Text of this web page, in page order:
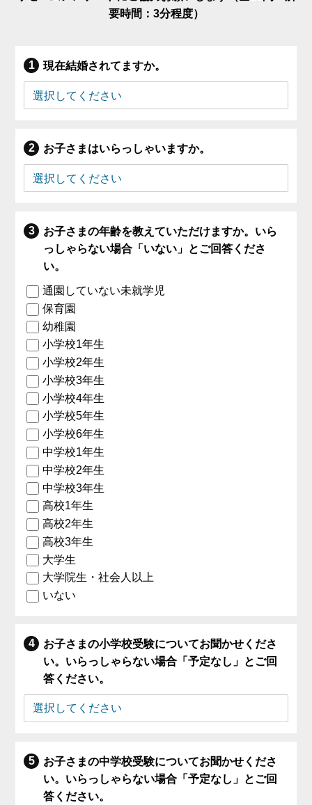
要時間：3分程度）
現在結婚されてますか。
お子さまはいらっしゃいますか。
お子さまの年齢を教えていただけますか。いら
っしゃらない場合「いない」とご回答くださ
い。
通園していない未就学児
保育園
幼稚園
小学校1年生
小学校2年生
小学校3年生
小学校4年生
小学校5年生
小学校6年生
中学校1年生
中学校2年生
中学校3年生
高校1年生
高校2年生
高校3年生
大学生
大学院生・社会人以上
いない
お子さまの小学校受験についてお聞かせくださ
い。いらっしゃらない場合「予定なし」とご回
答ください。
お子さまの中学校受験についてお聞かせくださ
い。いらっしゃらない場合「予定なし」とご回
答ください。